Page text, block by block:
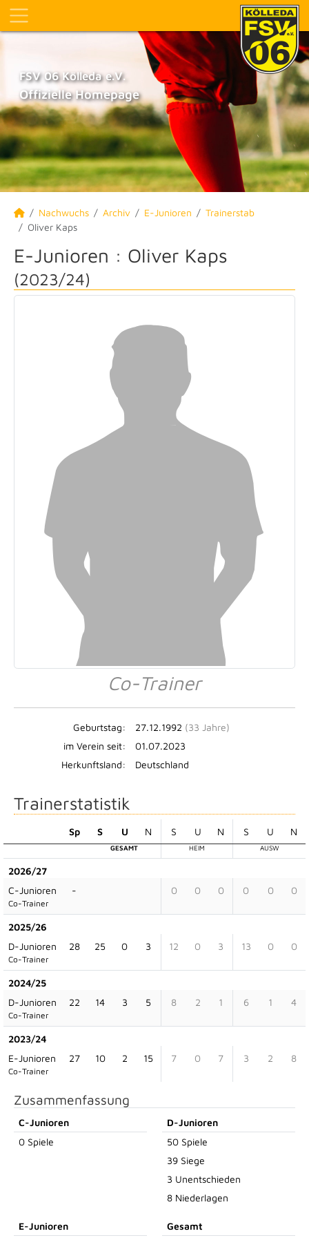
FSV 06 Kölleda e.V.
Offizielle Homepage
Nachwuchs Archiv E-Junioren
Trainerstab
Oliver Kaps
E-Junioren : Oliver Kaps
(2023/24)
Co-Trainer
Geburtstag: 27.12.1992 (33 Jahre)
im Verein seit:
01.07.2023
Herkunftsland:
Deutschland
Trainerstatistik
Sp S U N S U N S U N
GESAMT HEIM AUSW
2026/27
C-Junioren
Co-Trainer
- 0 0 0 0 0 0
2025/26
D-Junioren
Co-Trainer
28 25 0 3 12 0 3 13 0 0
2024/25
D-Junioren
Co-Trainer
22 14 3 5 8 2 1 6 1 4
2023/24
E-Junioren
Co-Trainer
27 10 2 15 7 0 7 3 2 8
Zusammenfassung
C-Junioren
0 Spiele
D-Junioren
50 Spiele
39 Siege
3 Unentschieden
8 Niederlagen
E-Junioren Gesamt